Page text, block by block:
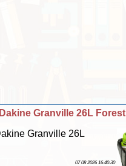
Granville 26L Forest
Granville 26L
07 08 2026 16:40:30